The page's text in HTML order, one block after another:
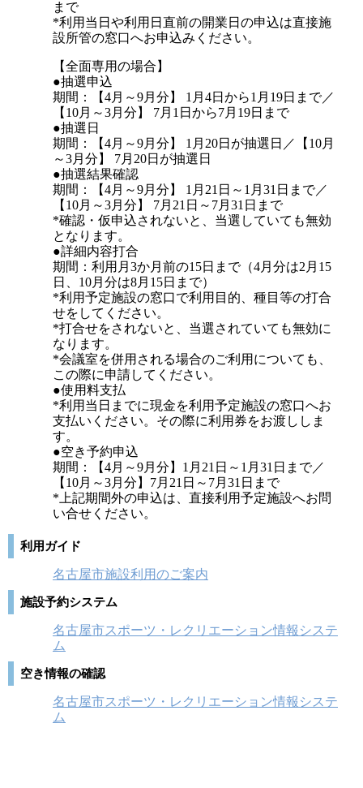
まで
*利用当日や利用日直前の開業日の申込は直接施
設所管の窓口へお申込みください。
【全面専用の場合】
●抽選申込
期間：【4月～9月分】 1月4日から1月19日まで／
【10月～3月分】 7月1日から7月19日まで
●抽選日
期間：【4月～9月分】 1月20日が抽選日／【10月
～3月分】 7月20日が抽選日
●抽選結果確認
期間：【4月～9月分】 1月21日～1月31日まで／
【10月～3月分】 7月21日～7月31日まで
*確認・仮申込されないと、当選していても無効
となります。
●詳細内容打合
期間：利用月3か月前の15日まで（4月分は2月15
日、10月分は8月15日まで）
*利用予定施設の窓口で利用目的、種目等の打合
せをしてください。
*打合せをされないと、当選されていても無効に
なります。
*会議室を併用される場合のご利用についても、
この際に申請してください。
●使用料支払
*利用当日までに現金を利用予定施設の窓口へお
支払いください。その際に利用券をお渡ししま
す。
●空き予約申込
期間：【4月～9月分】1月21日～1月31日まで／
【10月～3月分】7月21日～7月31日まで
*上記期間外の申込は、直接利用予定施設へお問
い合せください。
利用ガイド
名古屋市施設利用のご案内
施設予約システム
名古屋市スポーツ・レクリエーション情報システ
ム
空き情報の確認
名古屋市スポーツ・レクリエーション情報システ
ム